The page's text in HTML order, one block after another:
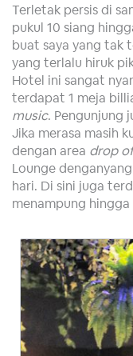
Terletak persis di
pukul 10 siang
buat saya yang tak
yang terlalu hiruk
Hotel ini sangat
terdapat 1 meja
music. Pengunjung
Jika merasa masih
dengan area drop
Lounge
hari. Di sini juga
menampung